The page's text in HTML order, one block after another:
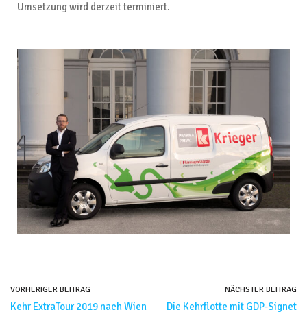
Umsetzung wird derzeit terminiert.
VORHERIGER BEITRAG
Kehr ExtraTour 2019 nach Wien
NÄCHSTER BEITRAG
Die Kehrflotte mit GDP-Signet